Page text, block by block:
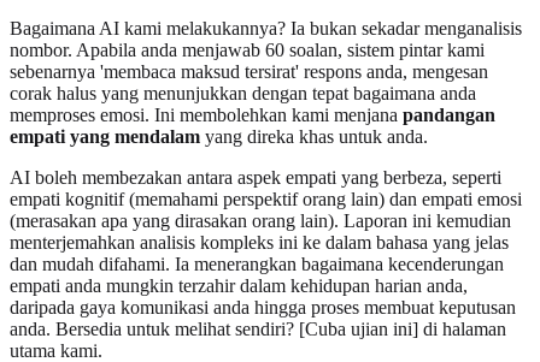
Bagaimana AI kami melakukannya? Ia bukan sekadar menganalisis
nombor. Apabila anda menjawab 60 soalan, sistem pintar kami
sebenarnya 'membaca maksud tersirat' respons anda, mengesan
corak halus yang menunjukkan dengan tepat bagaimana anda
memproses emosi. Ini membolehkan kami menjana pandangan
empati yang mendalam yang direka khas untuk anda.
AI boleh membezakan antara aspek empati yang berbeza, seperti
empati kognitif (memahami perspektif orang lain) dan empati emosi
(merasakan apa yang dirasakan orang lain). Laporan ini kemudian
menterjemahkan analisis kompleks ini ke dalam bahasa yang jelas
dan mudah difahami. Ia menerangkan bagaimana kecenderungan
empati anda mungkin terzahir dalam kehidupan harian anda,
daripada gaya komunikasi anda hingga proses membuat keputusan
anda. Bersedia untuk melihat sendiri? [Cuba ujian ini] di halaman
utama kami.